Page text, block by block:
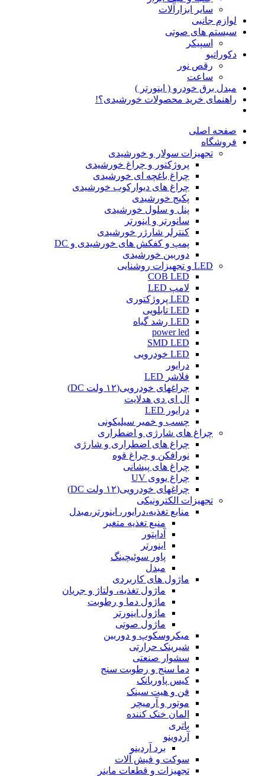
سایر ابزارآلات
لوازم جانبی
سیستم های صوتی
اسپیکر
دکوراتیو
رقص نور
ساعت
مبدل برق خودرو ( اینورتر )
راهنمای خرید محصولات خورشیدی؟!
صفحه اصلی
فروشگاه
تجهیزات سولار و خورشیدی
پروژکتور و چراغ خورشیدی
چراغ باغچه ای خورشیدی
چراغ های دیوارکوب خورشیدی
پکیج خورشیدی
پنل و سلول خورشیدی
سانورتر و اینورتر
کنترلر شارژر خورشیدی
پمپ و کفکش های خورشیدی و DC
دوربین خورشیدی
LED و تجهیزات روشنایی
COB LED
لامپ LED
LED پروژکتوری
LED تابلویی
LED رشد گیاه
power led
SMD LED
LED خودرویی
درایور
فلاشر LED
چراغهای خودرویی(۱۲ ولت DC)
ال ای دی هدلایت
درایور LED
چسب و خمیر سیلیکونی
چراغ های شارژی و اضطراری
چراغ های اضطراری و شارژی
نورافکن و چراغ قوه
چراغ های پیشانی
چراغ یووی UV
چراغهای خودرویی(۱۲ ولت DC)
تجهیزات الکترونیکی
منابع تغذیه،درایور، اینورتر،مبدل
منبع تغذیه متغیر
آداپتور
اینورتر
پاور سوئیچینگ
مبدل
ماژول های کاربردی
ماژول تغذیه، ولتاژ و جریان
ماژول دما و رطوبت
ماژول اینورتر
ماژول صوتی
میکروسکوپ و دوربین
شیرینک حرارتی
سشوار صنعتی
دما سنج و رطوبت سنج
کیس پاوربانک
فن و هیت سینک
موتور و آرمیچر
المان خنک کننده
باتری
آردوینو
برد آردینو
سوکت و فیش آلات
تجهیزات و قطعات ماینر